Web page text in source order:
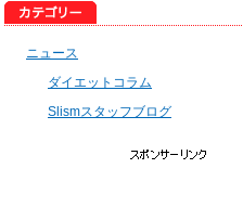
ニュース
ダイエットコラム
Slismスタッフブログ